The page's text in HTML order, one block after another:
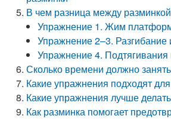
В чем разница между
Упражнение 1. Жим
Упражнение 2–3. Разгибание
Упражнение 4. Подтягивания
Сколько времени должно
Какие упражнения подходят
Какие упражнения лучше
Как разминка помогает